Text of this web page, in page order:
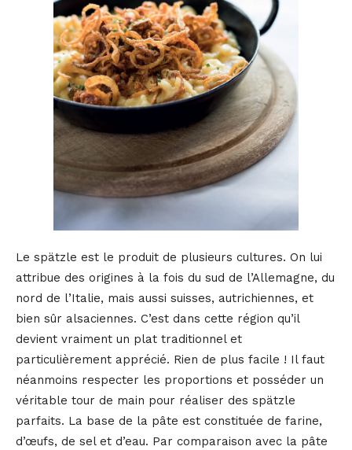
Le spätzle est le produit de plusieurs cultures. On lui
attribue des origines à la fois du sud de l’Allemagne, du
nord de l’Italie, mais aussi suisses, autrichiennes, et
bien sûr alsaciennes. C’est dans cette région qu’il
devient vraiment un plat traditionnel et
particulièrement apprécié. Rien de plus facile ! Il faut
néanmoins respecter les proportions et posséder un
véritable tour de main pour réaliser des spätzle
parfaits. La base de la pâte est constituée de farine,
d’œufs, de sel et d’eau. Par comparaison avec la pâte